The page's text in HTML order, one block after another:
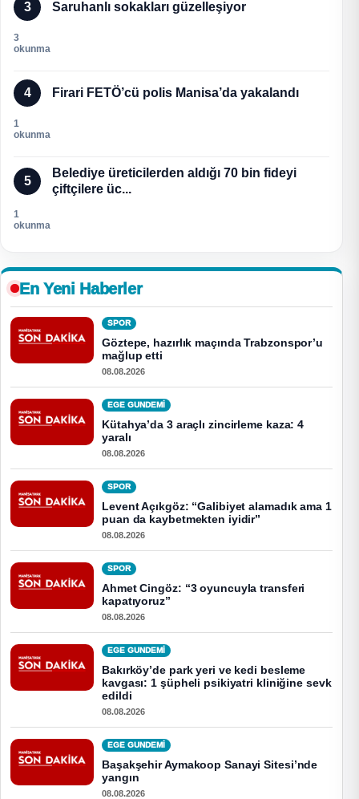
3 Saruhanlı sokakları güzelleşiyor
3
okunma
4 Firari FETÖ’cü polis Manisa’da yakalandı
1
okunma
5
Belediye üreticilerden aldığı 70 bin fideyi
çiftçilere üc...
1
okunma
En Yeni Haberler
SPOR
Göztepe, hazırlık maçında Trabzonspor’u
mağlup etti
08.08.2026
EGE GUNDEMİ
Kütahya’da 3 araçlı zincirleme kaza: 4
yaralı
08.08.2026
SPOR
Levent Açıkgöz: “Galibiyet alamadık ama 1
puan da kaybetmekten iyidir”
08.08.2026
SPOR
Ahmet Cingöz: “3 oyuncuyla transferi
kapatıyoruz”
08.08.2026
EGE GUNDEMİ
Bakırköy’de park yeri ve kedi besleme
kavgası: 1 şüpheli psikiyatri kliniğine sevk
edildi
08.08.2026
EGE GUNDEMİ
Başakşehir Aymakoop Sanayi Sitesi’nde
yangın
08.08.2026